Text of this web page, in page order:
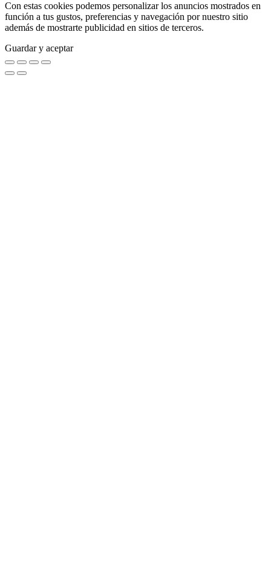
Con estas cookies podemos personalizar los anuncios mostrados en
función a tus gustos, preferencias y navegación por nuestro sitio
además de mostrarte publicidad en sitios de terceros.
Guardar y aceptar